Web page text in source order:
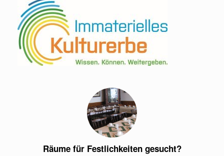
Räume für Festlichkeiten gesucht?